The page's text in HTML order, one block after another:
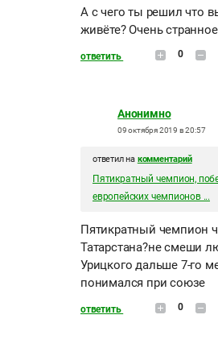
А с чего ты решил что
живёте? Очень
ответить 0
Анонимно
09 октября 2019 в 20:57
ответил на комментарий
Пятикратный чемпион,
европейских чемпионов ...
Пятикратный чемпион
Татарстана?не смеши
Урицкого дальше 7-го
понимался при союзе
ответить 0